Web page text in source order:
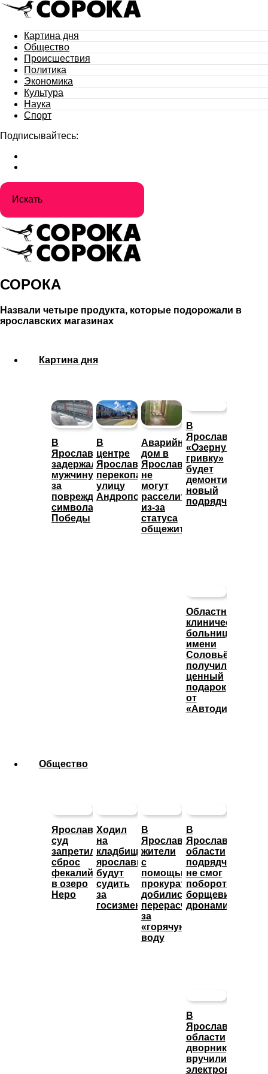
Картина дня
Общество
Происшествия
Политика
Экономика
Культура
Наука
Спорт
Подписывайтесь:
СОРОКА
Назвали четыре продукта, которые подорожали в
ярославских магазинах
Картина дня
В
Ярославле
задержали
мужчину
за
повреждение
символа
Победы
В
центре
Ярославля
перекопали
улицу
Андропова
Аварийный
дом в
Ярославле
не
могут
расселить
из-за
статуса
общежития
В
Ярославле
«Озерную
гривку»
будет
демонтировать
новый
подрядчик
Областная
клиническая
больница
имени
Соловьёва
получила
ценный
подарок
от
«Автодизеля»
Общество
Ярославский
суд
запретил
сброс
фекалий
в озеро
Неро
Ходил
на
кладбище:
ярославца
будут
судить
за
госизмену
В
Ярославле
жители
с
помощью
прокуратуры
добились
перерасчета
за
«горячую»
воду
В
Ярославской
области
подрядчик
не смог
побороть
борщевик
дронами
В
Ярославской
области
дворнику
вручили